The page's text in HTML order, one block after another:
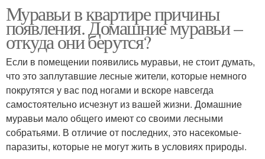
Муравьи в квартире причины
появления. Домашние муравьи –
откуда они берутся?
Если в помещении появились муравьи, не стоит думать,
что это заплутавшие лесные жители, которые немного
покрутятся у вас под ногами и вскоре навсегда
самостоятельно исчезнут из вашей жизни. Домашние
муравьи мало общего имеют со своими лесными
собратьями. В отличие от последних, это насекомые-
паразиты, которые не могут жить в условиях природы.